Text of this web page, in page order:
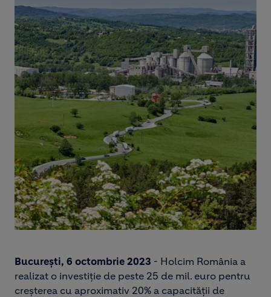
București, 6 octombrie 2023 - Holcim România a
realizat o investiție de peste 25 de mil. euro pentru
creșterea cu aproximativ 20% a capacității de